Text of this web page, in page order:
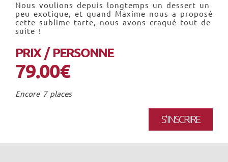
Nous voulions depuis longtemps un dessert un
peu exotique, et quand Maxime nous a proposé
cette sublime tarte, nous avons craqué tout de
suite !
PRIX / PERSONNE
79.00€
Encore 7 places
S'INSCRIRE